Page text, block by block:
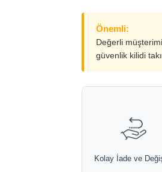
Önemli:
Değerli
güvenlik kilidi
Kolay İade ve